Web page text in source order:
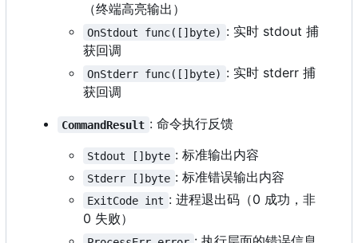
（终端高亮输出）
OnStdout func([]byte) : 实时 stdout 捕
获回调
OnStderr func([]byte) : 实时 stderr 捕
获回调
CommandResult : 命令执行反馈
Stdout []byte : 标准输出内容
Stderr []byte : 标准错误输出内容
ExitCode int : 进程退出码（0 成功，非
0 失败）